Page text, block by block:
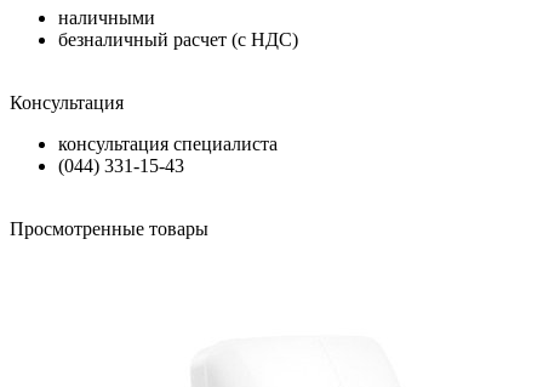
наличными
безналичный расчет (с НДС)
Консультация
консультация специалиста
(044) 331-15-43
Просмотренные товары